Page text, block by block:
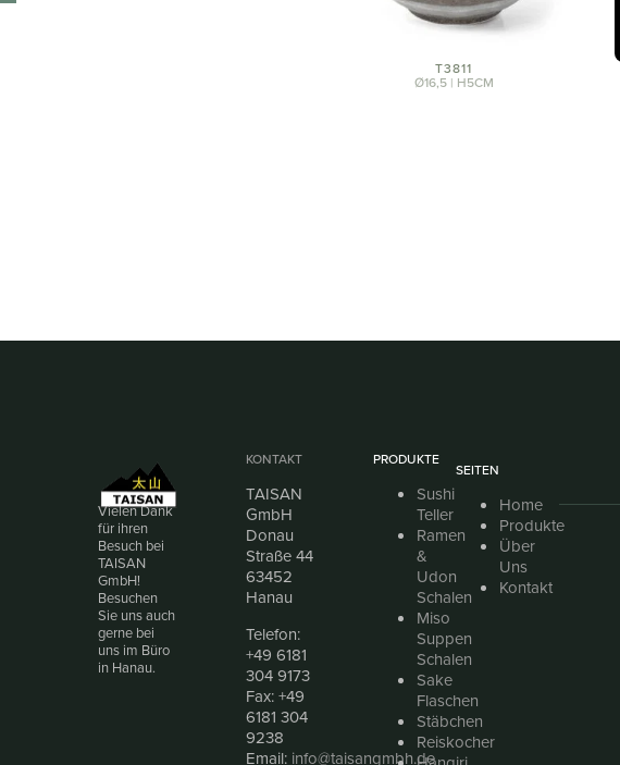
T3811
Ø16,5 | H5CM
Vielen Dank
für ihren
Besuch bei
TAISAN
GmbH!
Besuchen
Sie uns auch
gerne bei
uns im Büro
in Hanau.
KONTAKT
TAISAN
GmbH
Donau
Straße 44
63452
Hanau
Telefon:
+49 6181
304 9173
Fax: +49
6181 304
9238
Email: info@taisangmbh.de
PRODUKTE
Sushi
Teller
Ramen
&
Udon
Schalen
Miso
Suppen
Schalen
Sake
Flaschen
Stäbchen
Reiskocher
SEITEN
Home
Produkte
Über
Uns
Kontakt